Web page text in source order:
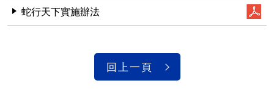
蛇行天下實施辦法
回上一頁